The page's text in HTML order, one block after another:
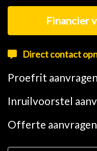
Financier
Direct contact
Proefrit aanvragen
Inruilvoorstel
Offerte aanvragen